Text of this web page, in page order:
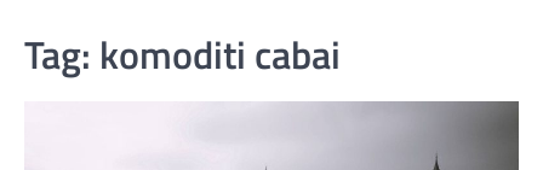
Tag: komoditi cabai